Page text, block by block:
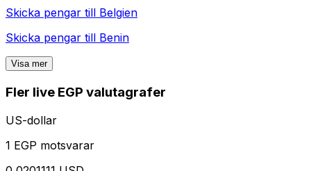
Skicka pengar till Belgien
Skicka pengar till Benin
Visa mer
Fler live EGP valutagrafer
US-dollar
1 EGP motsvarar